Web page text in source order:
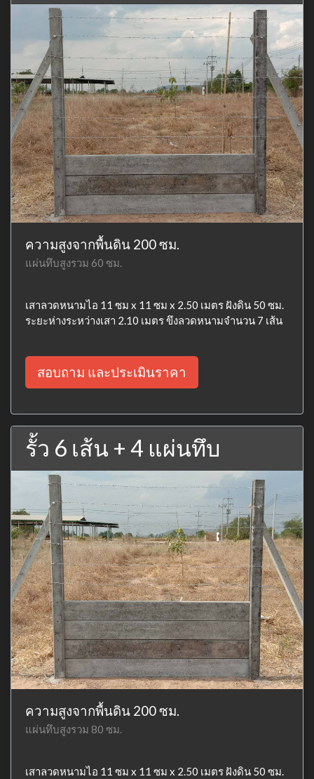
ความสูงจากพื้นดิน 200 ซม.
แผ่นทึบสูงรวม 60 ซม.
เสาลวดหนามไอ 11 ซม x 11 ซม x 2.50 เมตร ฝังดิน 50 ซม.
ระยะห่างระหว่างเสา 2.10 เมตร ขึงลวดหนามจำนวน 7 เส้น
สอบถาม และประเมินราคา
รั้ว 6 เส้น + 4 แผ่นทึบ
ความสูงจากพื้นดิน 200 ซม.
แผ่นทึบสูงรวม 80 ซม.
เสาลวดหนามไอ 11 ซม x 11 ซม x 2.50 เมตร ฝังดิน 50 ซม.